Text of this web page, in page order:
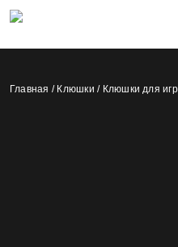
Главная / Клюшки / Клюшки для